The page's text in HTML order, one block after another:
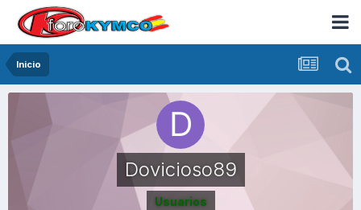
Inicio
Dovicioso89
Usuarios